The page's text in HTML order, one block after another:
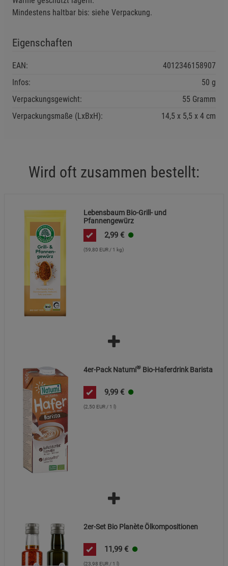
Mindestens haltbar bis: siehe Verpackung.
Eigenschaften
EAN:
4012346158907
Infos:
50 g
Verpackungsgewicht:
55 Gramm
Verpackungsmaße (LxBxH):
14,5 5,5 4 cm
Wird oft zusammen bestellt:
Lebensbaum Bio-Grill- und
Pfannengewürz
2,99 €
(59,80 EUR / 1 kg)
4er-Pack Natumi® Bio-Haferdrink Barista
9,99 €
(2,50 EUR / 1 l)
2er-Set Bio Planète Ölkompositionen
11,99 €
(23,98 EUR / 1 l)
Beschreibung Funktionale Cookies
Beschreibung Statistik Cookies
Marketing Cookies (3) Marketing Cookies
Datenschutzerklärung Impressum